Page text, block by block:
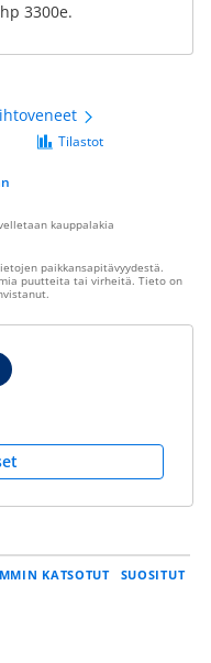
3300e.
Tilastot
kauppalakia
paikkansapitävyydestä.
puutteita tai virheitä. Tieto on
KATSOTUT SUOSITUT